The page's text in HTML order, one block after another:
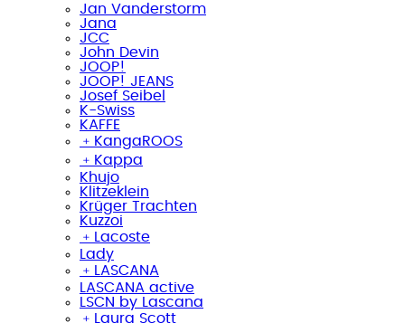
Jan Vanderstorm
Jana
JCC
John Devin
JOOP!
JOOP! JEANS
Josef Seibel
K-Swiss
KAFFE
﹢ KangaROOS
﹢ Kappa
Khujo
Klitzeklein
Krüger Trachten
Kuzzoi
﹢
Lacoste
Lady
﹢
LASCANA
LASCANA active
LSCN by Lascana
﹢
Laura Scott